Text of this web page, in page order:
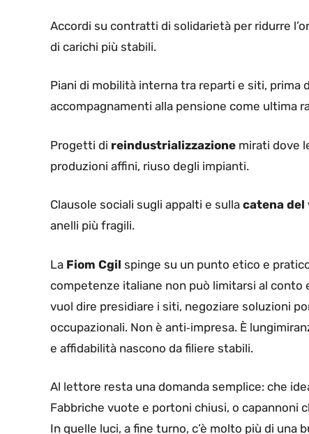
Accordi su contratti di solidarietà per ridurre
di carichi più stabili.
Piani di mobilità interna tra reparti e siti, prima
accompagnamenti alla pensione come ultima
Progetti di reindustrializzazione mirati dove
produzioni affini, riuso degli impianti.
Clausole sociali sugli appalti e sulla catena del
anelli più fragili.
La Fiom Cgil spinge su un punto etico e
competenze italiane non può limitarsi al conto
vuol dire presidiare i siti, negoziare soluzioni
occupazionali. Non è anti‑impresa. È
e affidabilità nascono da filiere stabili.
Al lettore resta una domanda semplice: che
Fabbriche vuote e portoni chiusi, o capannoni
In quelle luci, a fine turno, c’è molto più di una